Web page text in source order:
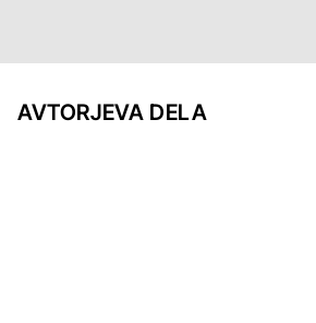
AVTORJEVA DELA